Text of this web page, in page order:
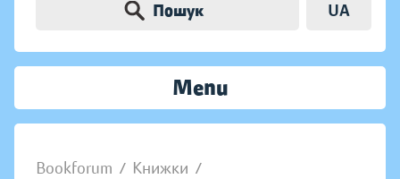
Пошук UA
Menu
Bookforum / Книжки /